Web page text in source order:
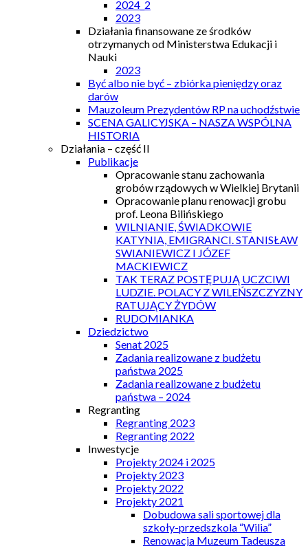
2024_2
2023
Działania finansowane ze środków
otrzymanych od Ministerstwa Edukacji i
Nauki
2023
Być albo nie być – zbiórka pieniędzy oraz
darów
Mauzoleum Prezydentów RP na uchodźstwie
SCENA GALICYJSKA – NASZA WSPÓLNA
HISTORIA
Działania – część II
Publikacje
Opracowanie stanu zachowania
grobów rządowych w Wielkiej Brytanii
Opracowanie planu renowacji grobu
prof. Leona Bilińskiego
WILNIANIE, ŚWIADKOWIE
KATYNIA, EMIGRANCI. STANISŁAW
SWIANIEWICZ I JÓZEF
MACKIEWICZ
TAK TERAZ POSTĘPUJĄ UCZCIWI
LUDZIE. POLACY Z WILEŃSZCZYZNY
RATUJĄCY ŻYDÓW
RUDOMIANKA
Dziedzictwo
Senat 2025
Zadania realizowane z budżetu
państwa 2025
Zadania realizowane z budżetu
państwa – 2024
Regranting
Regranting 2023
Regranting 2022
Inwestycje
Projekty 2024 i 2025
Projekty 2023
Projekty 2022
Projekty 2021
Dobudowa sali sportowej dla
szkoły-przedszkola “Wilia”
Renowacja Muzeum Tadeusza